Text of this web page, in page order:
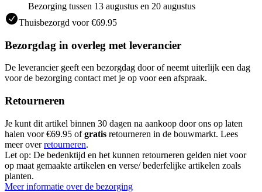
Bezorging tussen 13 augustus en 20 augustus
Thuisbezorgd voor €69.95
Bezorgdag in overleg met leverancier
De leverancier geeft een bezorgdag door of neemt uiterlijk een dag
voor de bezorging contact met je op voor een afspraak.
Retourneren
Je kunt dit artikel binnen 30 dagen na aankoop door ons op laten
halen voor €69.95 ofgratis retourneren in de bouwmarkt. Lees
meer overretourneren.
Let op: De bedenktijd en het kunnen retourneren gelden niet voor
op maat gemaakte artikelen en verse/ bederfelijke artikelen zoals
planten.
Meer informatie over de bezorging